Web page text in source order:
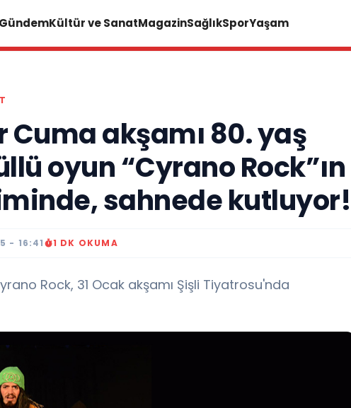
GündemKültür ve SanatMagazinSağlıkSporYaşam
Cuma akşamı 80. yaş
oyun “Cyrano Rock”ın
sahnede kutluyor!
- 16:41 1 DK OKUMA
Rock, 31 Ocak akşamı Şişli Tiyatrosu'nda